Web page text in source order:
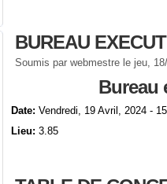
BUREAU
Soumis par webmestre le jeu,
Bureau
Date: Vendredi, 19 Avril, 2024 -
Lieu: 3.85